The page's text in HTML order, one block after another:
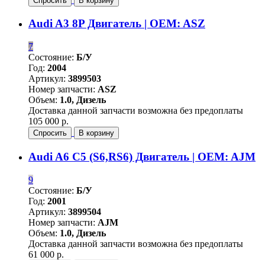
Audi A3 8P Двигатель | OEM: ASZ
7
Состояние: Б/У
Год: 2004
Артикул: 3899503
Номер запчасти: ASZ
Объем: 1.0, Дизель
Доставка данной запчасти возможна без предоплаты
105 000 р.
Спросить В корзину
Audi A6 C5 (S6,RS6) Двигатель | OEM: AJM
9
Состояние: Б/У
Год: 2001
Артикул: 3899504
Номер запчасти: AJM
Объем: 1.0, Дизель
Доставка данной запчасти возможна без предоплаты
61 000 р.